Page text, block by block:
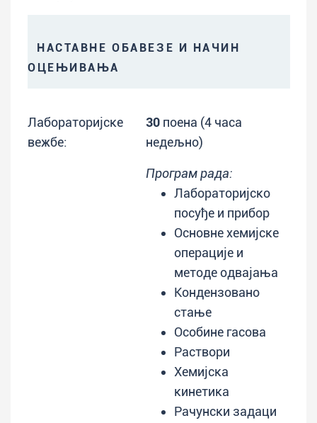
НАСТАВНЕ ОБАВЕЗЕ И НАЧИН
ОЦЕЊИВАЊА
Лабораторијске
вежбе:
30 поена (4 часа
недељно)
Програм рада:
Лабораторијско
посуђе и прибор
Основне хемијске
операције и
методе одвајања
Кондензовано
стање
Особине гасова
Раствори
Хемијска
кинетика
Рачунски задаци